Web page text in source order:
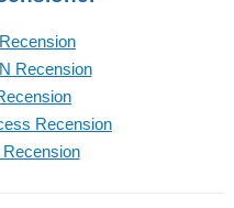
Recension
Recension